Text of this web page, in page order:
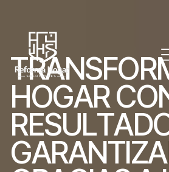
TRANSFOR
HOGARCO
RESULTAD
GARANTIZA